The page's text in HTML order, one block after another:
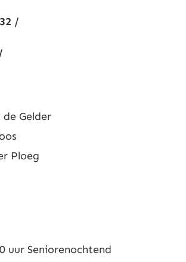
/
Gelder
Ploeg
uur Seniorenochtend